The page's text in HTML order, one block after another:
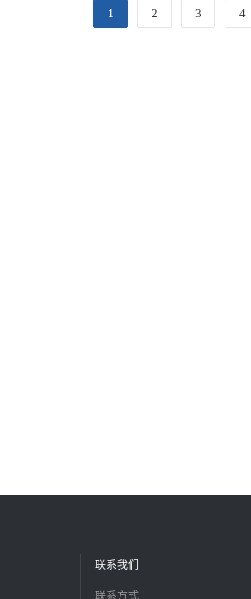
1 2 3 4
联系我们
联系方式